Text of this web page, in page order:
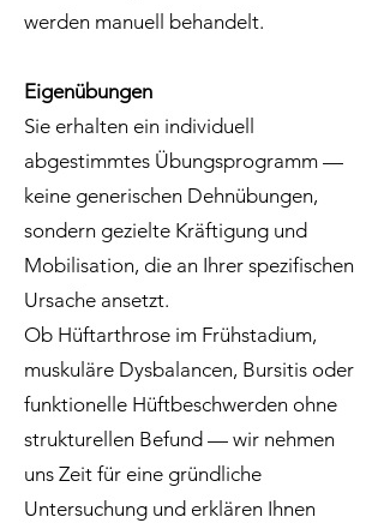
werden manuell behandelt.
Eigenübungen
Sie erhalten ein individuell
abgestimmtes Übungsprogramm —
keine generischen Dehnübungen,
sondern gezielte Kräftigung und
Mobilisation, die an Ihrer spezifischen
Ursache ansetzt.
Ob Hüftarthrose im Frühstadium,
muskuläre Dysbalancen, Bursitis oder
funktionelle Hüftbeschwerden ohne
strukturellen Befund — wir nehmen
uns Zeit für eine gründliche
Untersuchung und erklären Ihnen